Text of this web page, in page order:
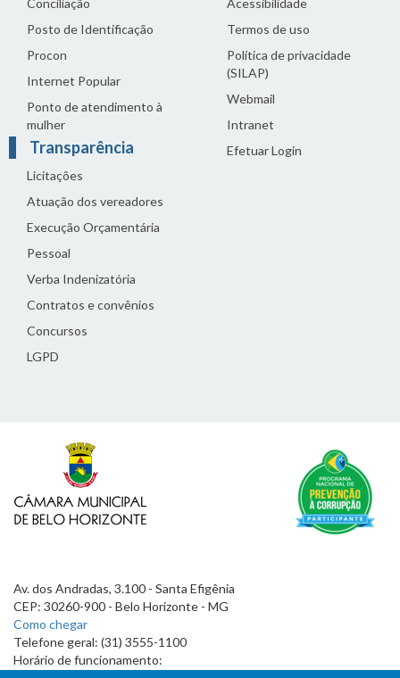
Posto de Identificação
Procon
Internet Popular
Ponto de atendimento à
mulher
Transparência
Licitações
Atuação dos vereadores
Execução Orçamentária
Pessoal
Verba Indenizatória
Contratos e convênios
Concursos
LGPD
Termos de uso
Política de privacidade
(SILAP)
Webmail
Intranet
Efetuar Login
Av. dos Andradas, 3.100 - Santa Efigênia
CEP: 30260-900 - Belo Horizonte - MG
Como chegar
Telefone geral: (31) 3555-1100
Horário de funcionamento: